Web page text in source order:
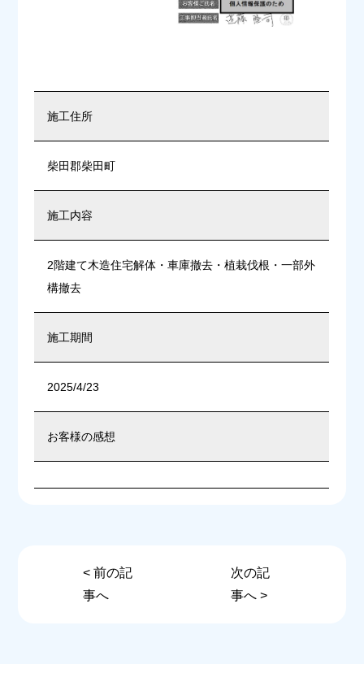
施工住所
柴田郡柴田町
施工内容
2階建て木造住宅解体・車庫撤去・植栽伐根・一部外
構撤去
施工期間
2025/4/23
お客様の感想
< 前の記
事へ
次の記
事へ >